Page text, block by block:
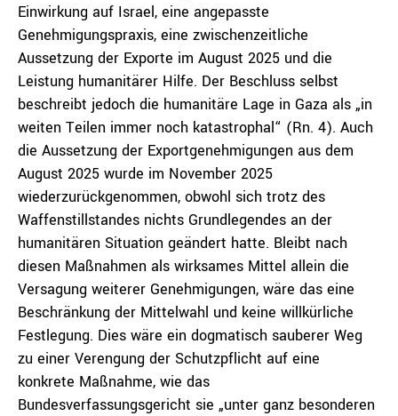
Einwirkung auf Israel, eine angepasste
Genehmigungspraxis, eine zwischenzeitliche
Aussetzung der Exporte im August 2025 und die
Leistung humanitärer Hilfe. Der Beschluss selbst
beschreibt jedoch die humanitäre Lage in Gaza als „in
weiten Teilen immer noch katastrophal“ (Rn. 4). Auch
die Aussetzung der Exportgenehmigungen aus dem
August 2025 wurde im November 2025
wiederzurückgenommen, obwohl sich trotz des
Waffenstillstandes nichts Grundlegendes an der
humanitären Situation geändert hatte. Bleibt nach
diesen Maßnahmen als wirksames Mittel allein die
Versagung weiterer Genehmigungen, wäre das eine
Beschränkung der Mittelwahl und keine willkürliche
Festlegung. Dies wäre ein dogmatisch sauberer Weg
zu einer Verengung der Schutzpflicht auf eine
konkrete Maßnahme, wie das
Bundesverfassungsgericht sie „unter ganz besonderen